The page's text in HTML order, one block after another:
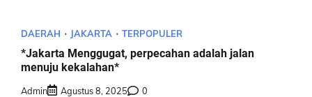
DAERAH JAKARTA TERPOPULER
*Jakarta Menggugat, perpecahan adalah jalan
menuju kekalahan*
Admin Agustus 8, 2025 0